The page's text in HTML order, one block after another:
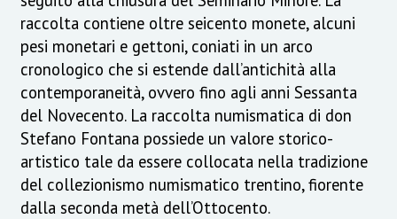
raccolta contiene oltre seicento monete, alcuni
pesi monetari e gettoni, coniati in un arco
cronologico che si estende dall’antichità alla
contemporaneità, ovvero fino agli anni Sessanta
del Novecento. La raccolta numismatica di don
Stefano Fontana possiede un valore storico-
artistico tale da essere collocata nella tradizione
del collezionismo numismatico trentino, fiorente
dalla seconda metà dell’Ottocento.